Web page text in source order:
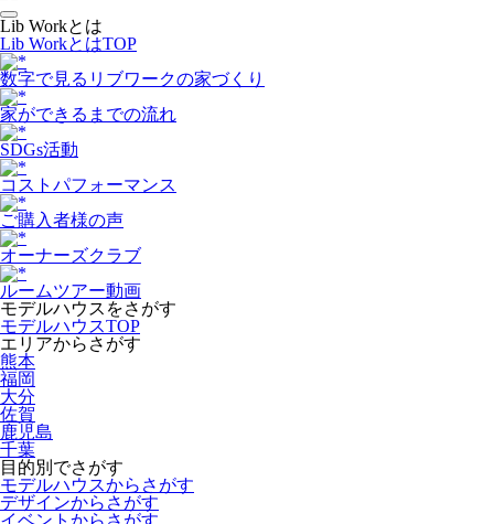
Lib Workとは
Lib WorkとはTOP
数字で⾒るリブワークの家づくり
家ができるまでの流れ
SDGs活動
コストパフォーマンス
ご購入者様の声
オーナーズクラブ
ルームツアー動画
モデルハウスをさがす
モデルハウスTOP
エリアからさがす
熊本
福岡
大分
佐賀
鹿児島
千葉
目的別でさがす
モデルハウスからさがす
デザインからさがす
イベントからさがす